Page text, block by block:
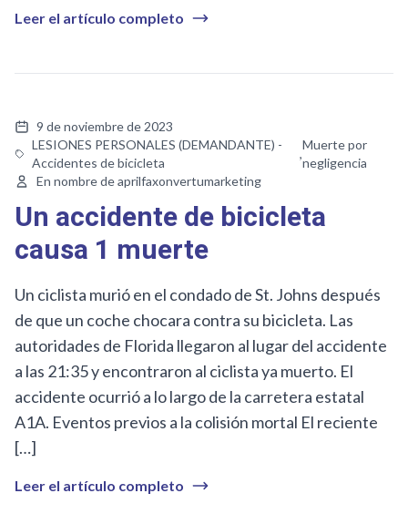
Leer el artículo completo
9 de noviembre de 2023
LESIONES PERSONALES (DEMANDANTE) -
Accidentes de bicicleta
,
Muerte por
negligencia
En nombre de aprilfaxonvertumarketing
Un accidente de bicicleta
causa 1 muerte
Un ciclista murió en el condado de St. Johns después
de que un coche chocara contra su bicicleta. Las
autoridades de Florida llegaron al lugar del accidente
a las 21:35 y encontraron al ciclista ya muerto. El
accidente ocurrió a lo largo de la carretera estatal
A1A. Eventos previos a la colisión mortal El reciente
[…]
Leer el artículo completo